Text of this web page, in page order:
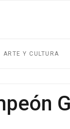
ARTE Y CULTURA